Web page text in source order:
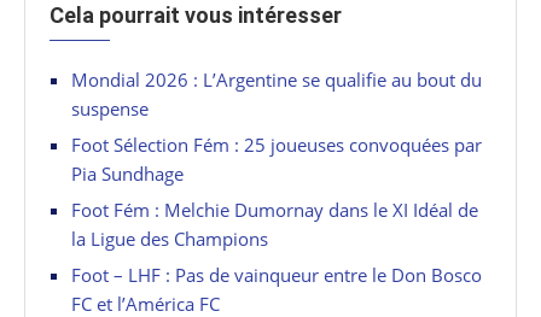
Cela pourrait vous intéresser
Mondial 2026 : L’Argentine se qualifie au bout du
suspense
Foot Sélection Fém : 25 joueuses convoquées par
Pia Sundhage
Foot Fém : Melchie Dumornay dans le XI Idéal de
la Ligue des Champions
Foot – LHF : Pas de vainqueur entre le Don Bosco
FC et l’América FC